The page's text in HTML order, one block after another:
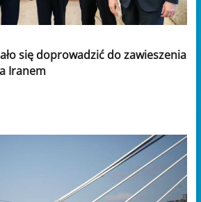
się doprowadzić do zawieszenia
Iranem